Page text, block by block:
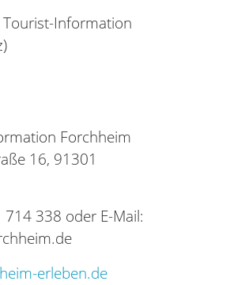
Information
Forchheim
16, 91301
338 oder E-Mail:
erleben.de